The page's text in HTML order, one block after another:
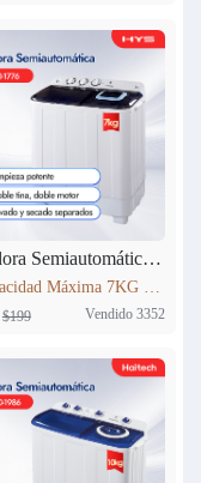
Lavadora Semiautomática 7KG XPB70-1776
1. Capacidad Máxima 7KG 2. Panel de control 3. Lavado y centrifugadopor separado 4. Peso neto: 16.5kg 5. Dimensiones del producto:723mm*406mm*819mm
$199 Vendido 3352